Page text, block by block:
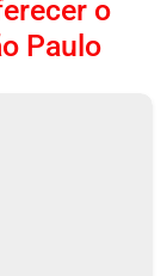
o
Paulo